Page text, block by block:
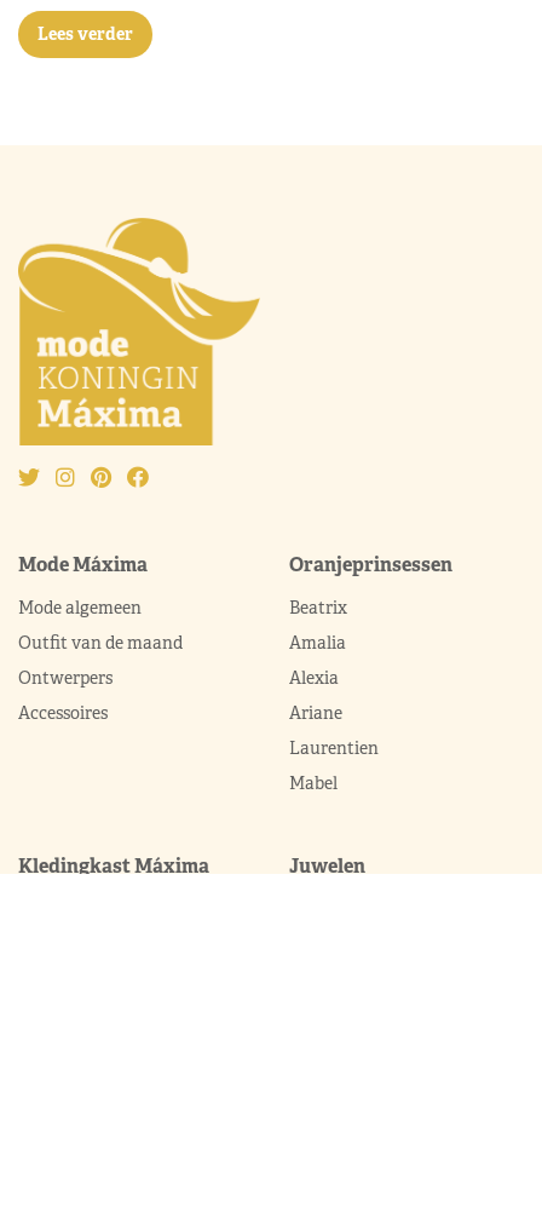
Lees verder
Mode Máxima
Mode algemeen
Outfit van de maand
Ontwerpers
Accessoires
Oranjeprinsessen
Beatrix
Amalia
Alexia
Ariane
Laurentien
Mabel
Kledingkast Máxima Juwelen